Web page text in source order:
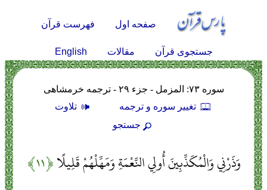
صفحه اول فهرست قرآن
جستجوی قرآن مقالات English
سوره ۷۳: المزمل - جزء ۲۹ - ترجمه خرمشاهی
تغيير سوره و ترجمه
تلاوت
جستجو
وَذَرْنِي وَالْمُكَذِّبِينَ أُولِي النَّعْمَةِ وَمَهِّلْهُمْ قَلِيلًا﴿۱۱﴾